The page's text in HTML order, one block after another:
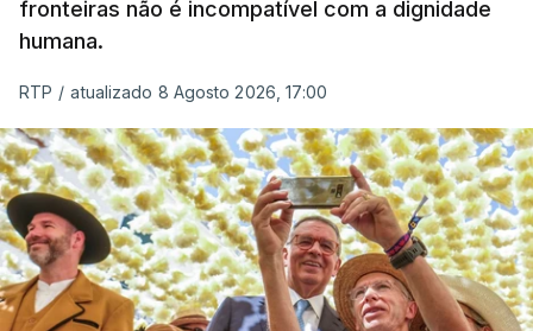
de embarcações de alta velocidade (EAV) que
utilizam a costa nacional para o tráfico de droga.
c/ Lusa
fronteiras não é incompatível com a dignidade
humana.
RTP / atualizado 8 Agosto 2026, 17:00